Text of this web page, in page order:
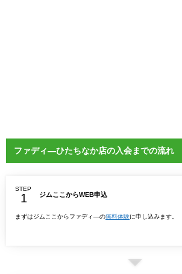
ファディ―ひたちなか店の入会までの流れ
STEP
ジムここからWEB申込
まずはジムここからファディ―の無料体験に申し込みます。